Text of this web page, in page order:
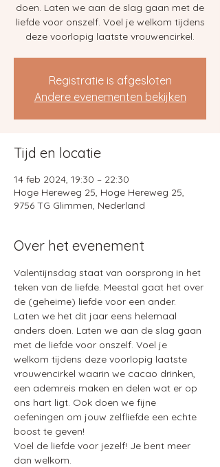
doen. Laten we aan de slag gaan met de
liefde voor onszelf. Voel je welkom tijdens
deze voorlopig laatste vrouwencirkel.
Registratie is afgesloten
Andere evenementen bekijken
Tijd en locatie
14 feb 2024, 19:30 – 22:30
Hoge Hereweg 25, Hoge Hereweg 25,
9756 TG Glimmen, Nederland
Over het evenement
Valentijnsdag staat van oorsprong in het
teken van de liefde. Meestal gaat het over
de (geheime) liefde voor een ander.
Laten we het dit jaar eens helemaal
anders doen. Laten we aan de slag gaan
met de liefde voor onszelf. Voel je
welkom tijdens deze voorlopig laatste
vrouwencirkel waarin we cacao drinken,
een ademreis maken en delen wat er op
ons hart ligt. Ook doen we fijne
oefeningen om jouw zelfliefde een echte
boost te geven!
Voel de liefde voor jezelf! Je bent meer
dan welkom.